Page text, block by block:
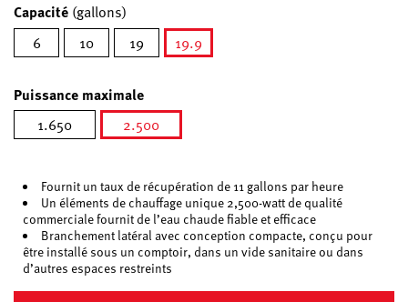
Capacité (gallons)
6
10 19
19.9
Puissance maximale
1.650
2.500
Fournit un taux de récupération de 11 gallons par heure
Un éléments de chauffage unique 2,500-watt de qualité
commerciale fournit de l’eau chaude fiable et efficace
Branchement latéral avec conception compacte, conçu pour
être installé sous un comptoir, dans un vide sanitaire ou dans
d’autres espaces restreints